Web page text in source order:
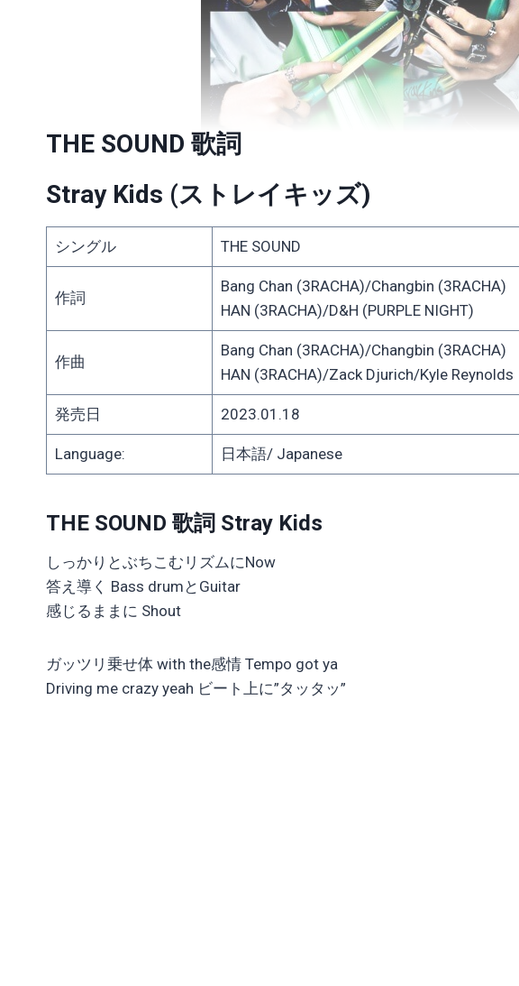
THE SOUND 歌詞
Stray Kids (ストレイキッズ)
シングル THE SOUND
作詞
Bang Chan (3RACHA)/Changbin (3RACHA)
HAN (3RACHA)/D&H (PURPLE NIGHT)
作曲
Bang Chan (3RACHA)/Changbin (3RACHA)
HAN (3RACHA)/Zack Djurich/Kyle Reynolds
発売日 2023.01.18
Language: 日本語/ Japanese
THE SOUND 歌詞 Stray Kids
しっかりとぶちこむリズムにNow
答え導く Bass drumとGuitar
感じるままに Shout
ガッツリ乗せ体 with the感情 Tempo got ya
Driving me crazy yeah ビート上に”タッタッ”